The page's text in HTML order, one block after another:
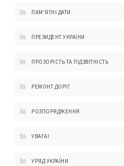
ПАМ'ЯТНІ ДАТИ
ПРЕЗИДЕНТ УКРАЇНИ
ПРОЗОРІСТЬ ТА ПІДЗВІТНІСТЬ
РЕМОНТ ДОРІГ
РОЗПОРЯДЖЕННЯ
УВАГА!
УРЯД УКРАЇНИ